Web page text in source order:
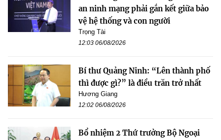
an ninh mạng phải gắn kết giữa bảo
vệ hệ thống và con người
Trọng Tài
12:03 06/08/2026
Bí thư Quảng Ninh: “Lên thành phố
thì được gì?” là điều trăn trở nhất
Hương Giang
12:02 06/08/2026
Bổ nhiệm 2 Thứ trưởng Bộ Ngoại